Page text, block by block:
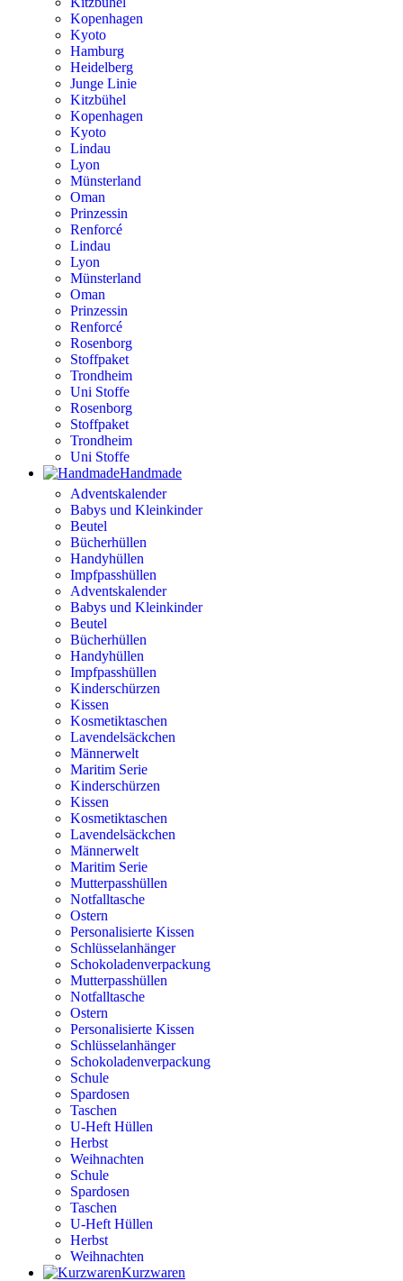
Kopenhagen
Kyoto
Hamburg
Heidelberg
Junge Linie
Kitzbühel
Kopenhagen
Kyoto
Lindau
Lyon
Münsterland
Oman
Prinzessin
Renforcé
Lindau
Lyon
Münsterland
Oman
Prinzessin
Renforcé
Rosenborg
Stoffpaket
Trondheim
Uni Stoffe
Rosenborg
Stoffpaket
Trondheim
Uni Stoffe
Handmade
Adventskalender
Babys und Kleinkinder
Beutel
Bücherhüllen
Handyhüllen
Impfpasshüllen
Adventskalender
Babys und Kleinkinder
Beutel
Bücherhüllen
Handyhüllen
Impfpasshüllen
Kinderschürzen
Kissen
Kosmetiktaschen
Lavendelsäckchen
Männerwelt
Maritim Serie
Kinderschürzen
Kissen
Kosmetiktaschen
Lavendelsäckchen
Männerwelt
Maritim Serie
Mutterpasshüllen
Notfalltasche
Ostern
Personalisierte Kissen
Schlüsselanhänger
Schokoladenverpackung
Mutterpasshüllen
Notfalltasche
Ostern
Personalisierte Kissen
Schlüsselanhänger
Schokoladenverpackung
Schule
Spardosen
Taschen
U-Heft Hüllen
Herbst
Weihnachten
Schule
Spardosen
Taschen
U-Heft Hüllen
Herbst
Weihnachten
Kurzwaren